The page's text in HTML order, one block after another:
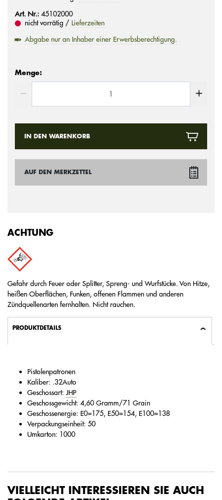
Art. Nr.: 45102000
nicht vorrätig / Lieferzeiten
Abgabe nur an Inhaber einer Erwerbsberechtigung.
Menge:
IN DEN WARENKORB
AUF DEN MERKZETTEL
ACHTUNG
Gefahr durch Feuer oder Splitter, Spreng- und Wurfstücke. Von Hitze,
heißen Oberflächen, Funken, offenen Flammen und anderen
Zündquellenarten fernhalten. Nicht rauchen.
PRODUKTDETAILS
Pistolenpatronen
Kaliber: .32Auto
Geschossart: JHP
Geschossgewicht: 4,60 Gramm/71 Grain
Geschossenergie: E0=175, E50=154, E100=138
Verpackungseinheit: 50
Umkarton: 1000
VIELLEICHT INTERESSIEREN SIE AUCH